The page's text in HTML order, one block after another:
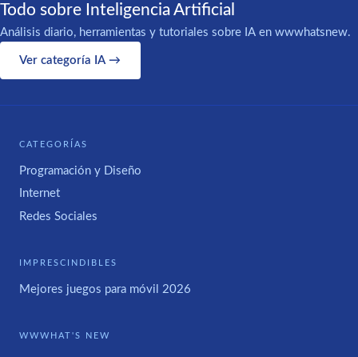
Todo sobre Inteligencia Artificial
Análisis diario, herramientas y tutoriales sobre IA en wwwhatsnew.
Ver categoría IA →
CATEGORÍAS
Programación y Diseño
Internet
Redes Sociales
IMPRESCINDIBLES
Mejores juegos para móvil 2026
WWWHAT'S NEW